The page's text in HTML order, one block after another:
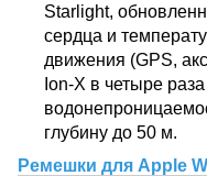
Starlight,
сердца и
движения (GPS,
Ion-X в четыре
глубину до 50 м.
Ремешки для Apple